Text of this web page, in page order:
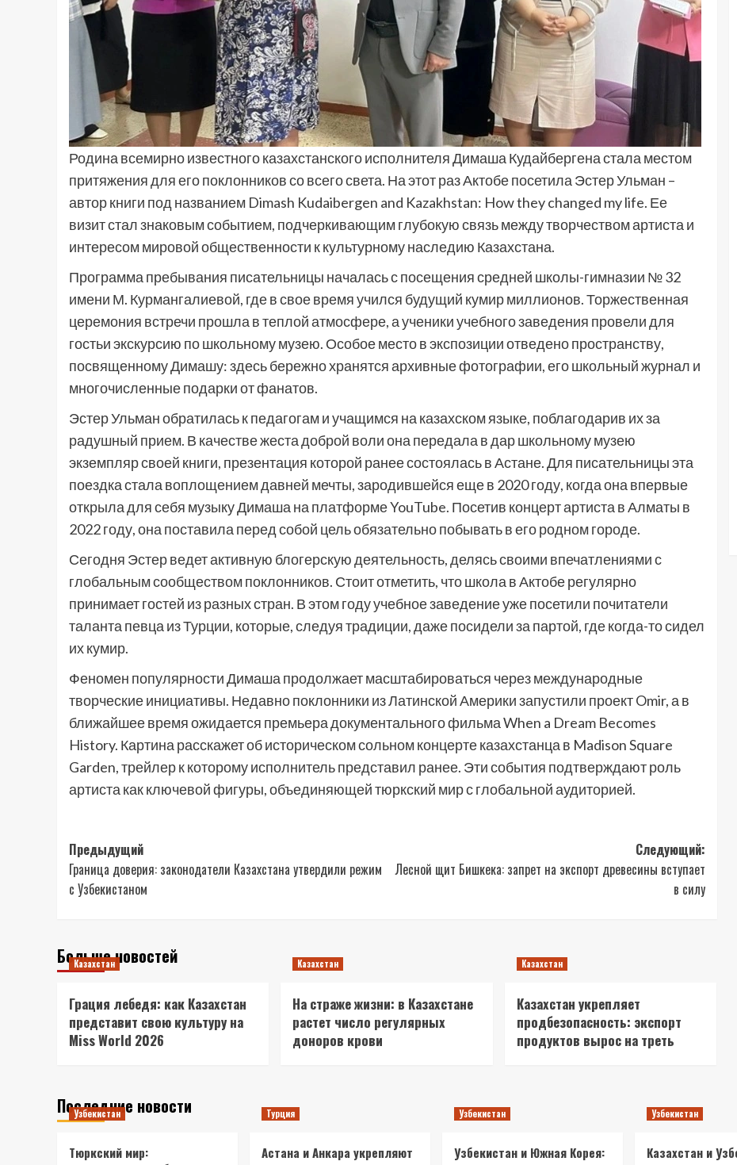
Родина всемирно известного казахстанского исполнителя Димаша Кудайбергена стала местом
притяжения для его поклонников со всего света. На этот раз Актобе посетила Эстер Ульман –
автор книги под названием Dimash Kudaibergen and Kazakhstan: How they changed my life. Ее
визит стал знаковым событием, подчеркивающим глубокую связь между творчеством артиста и
интересом мировой общественности к культурному наследию Казахстана.
Программа пребывания писательницы началась с посещения средней школы-гимназии № 32
имени М. Курмангалиевой, где в свое время учился будущий кумир миллионов. Торжественная
церемония встречи прошла в теплой атмосфере, а ученики учебного заведения провели для
гостьи экскурсию по школьному музею. Особое место в экспозиции отведено пространству,
посвященному Димашу: здесь бережно хранятся архивные фотографии, его школьный журнал и
многочисленные подарки от фанатов.
Эстер Ульман обратилась к педагогам и учащимся на казахском языке, поблагодарив их за
радушный прием. В качестве жеста доброй воли она передала в дар школьному музею
экземпляр своей книги, презентация которой ранее состоялась в Астане. Для писательницы эта
поездка стала воплощением давней мечты, зародившейся еще в 2020 году, когда она впервые
открыла для себя музыку Димаша на платформе YouTube. Посетив концерт артиста в Алматы в
2022 году, она поставила перед собой цель обязательно побывать в его родном городе.
Сегодня Эстер ведет активную блогерскую деятельность, делясь своими впечатлениями с
глобальным сообществом поклонников. Стоит отметить, что школа в Актобе регулярно
принимает гостей из разных стран. В этом году учебное заведение уже посетили почитатели
таланта певца из Турции, которые, следуя традиции, даже посидели за партой, где когда-то сидел
их кумир.
Феномен популярности Димаша продолжает масштабироваться через международные
творческие инициативы. Недавно поклонники из Латинской Америки запустили проект Omir, а в
ближайшее время ожидается премьера документального фильма When a Dream Becomes
History. Картина расскажет об историческом сольном концерте казахстанца в Madison Square
Garden, трейлер к которому исполнитель представил ранее. Эти события подтверждают роль
артиста как ключевой фигуры, объединяющей тюркский мир с глобальной аудиторией.
Навигация
записи
Предыдущий
Граница доверия: законодатели Казахстана утвердили режим
с Узбекистаном
Следующий:
Лесной щит Бишкека: запрет на экспорт древесины вступает
в силу
Больше новостей
Казахстан
Грация лебедя: как Казахстан
представит свою культуру на
Miss World 2026
Казахстан
На страже жизни: в Казахстане
растет число регулярных
доноров крови
Казахстан
Казахстан укрепляет
продбезопасность: экспорт
продуктов вырос на треть
Последние новости
Узбекистан
Тюркский мир:
Турция
Астана и Анкара укрепляют
Узбекистан
Узбекистан и Южная Корея:
Узбекистан
Казахстан и